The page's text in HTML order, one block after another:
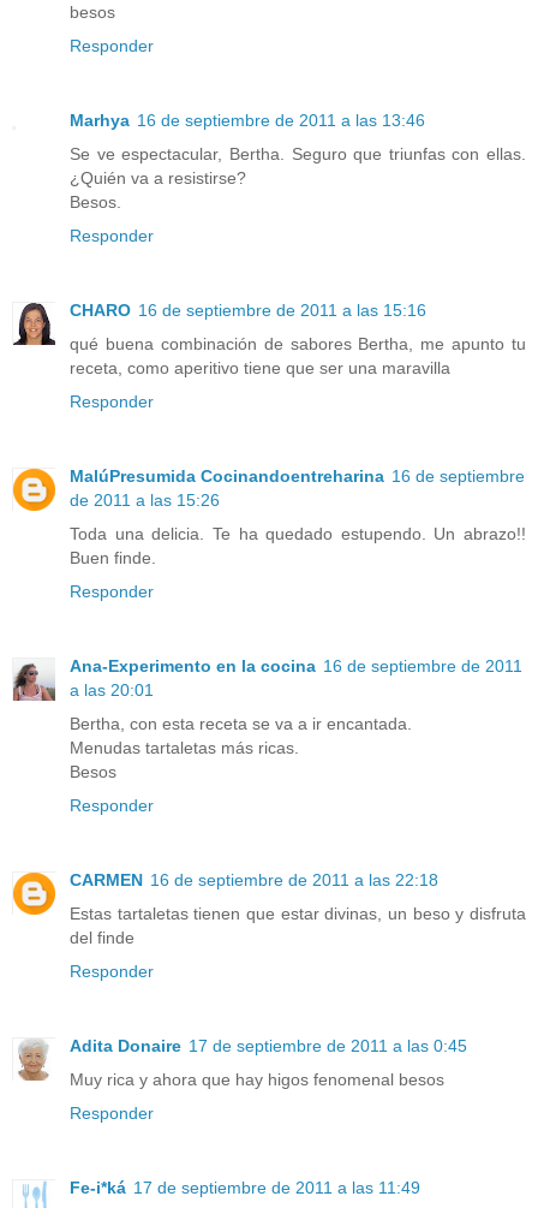
besos
Responder
Marhya 16 de septiembre de 2011 a las 13:46
Se ve espectacular, Bertha. Seguro que triunfas con ellas.
¿Quién va a resistirse?
Besos.
Responder
CHARO 16 de septiembre de 2011 a las 15:16
qué buena combinación de sabores Bertha, me apunto tu
receta, como aperitivo tiene que ser una maravilla
Responder
MalúPresumida Cocinandoentreharina 16 de septiembre
de 2011 a las 15:26
Toda una delicia. Te ha quedado estupendo. Un abrazo!!
Buen finde.
Responder
Ana-Experimento en la cocina 16 de septiembre de 2011
a las 20:01
Bertha, con esta receta se va a ir encantada.
Menudas tartaletas más ricas.
Besos
Responder
CARMEN 16 de septiembre de 2011 a las 22:18
Estas tartaletas tienen que estar divinas, un beso y disfruta
del finde
Responder
Adita Donaire 17 de septiembre de 2011 a las 0:45
Muy rica y ahora que hay higos fenomenal besos
Responder
Fe-i*ká 17 de septiembre de 2011 a las 11:49